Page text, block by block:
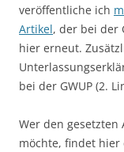
veröffentliche ich
Artikel, der bei der
hier erneut.
bei der GWUP (2.
Wer den
möchte, findet hier